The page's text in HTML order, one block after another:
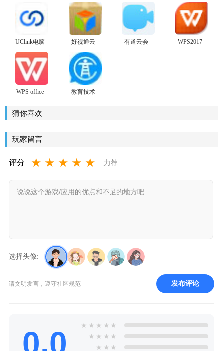
UClink电脑
客户端
好视通云
会议电脑
版
有道云会
WPS2017
WPS office
2016
教育技术
猜你喜欢
玩家留言
评分 ★ ★ ★ ★ ★ 力荐
选择头像:
请文明发言，遵守社区规范 发布评论
0.0 ★ ★ ★ ★ ★
★ ★ ★ ★
★ ★ ★